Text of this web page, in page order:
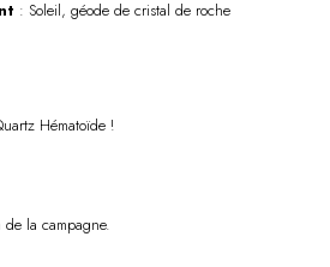
: Soleil, géode de cristal de roche
Hématoïde !
la campagne.